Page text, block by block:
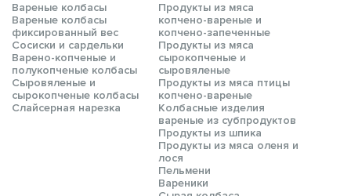
Вареные колбасы
Вареные колбасы
фиксированный вес
Сосиски и сардельки
Варено-копченые и
полукопченые колбасы
Сыровяленые и
сырокопченые колбасы
Слайсерная нарезка
Продукты из мяса
копчено-вареные и
копчено-запеченные
Продукты из мяса
сырокопченые и
сыровяленые
Продукты из мяса птицы
копчено-вареные
Колбасные изделия
вареные из субпродуктов
Продукты из шпика
Продукты из мяса оленя и
лося
Пельмени
Вареники